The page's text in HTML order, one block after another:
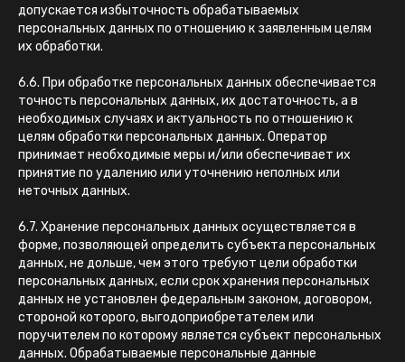
допускается избыточность обрабатываемых
персональных данных по отношению к заявленным целям
их обработки.
6.6. При обработке персональных данных обеспечивается
точность персональных данных, их достаточность, а в
необходимых случаях и актуальность по отношению к
целям обработки персональных данных. Оператор
принимает необходимые меры и/или обеспечивает их
принятие по удалению или уточнению неполных или
неточных данных.
6.7. Хранение персональных данных осуществляется в
форме, позволяющей определить субъекта персональных
данных, не дольше, чем этого требуют цели обработки
персональных данных, если срок хранения персональных
данных не установлен федеральным законом, договором,
стороной которого, выгодоприобретателем или
поручителем по которому является субъект персональных
данных. Обрабатываемые персональные данные